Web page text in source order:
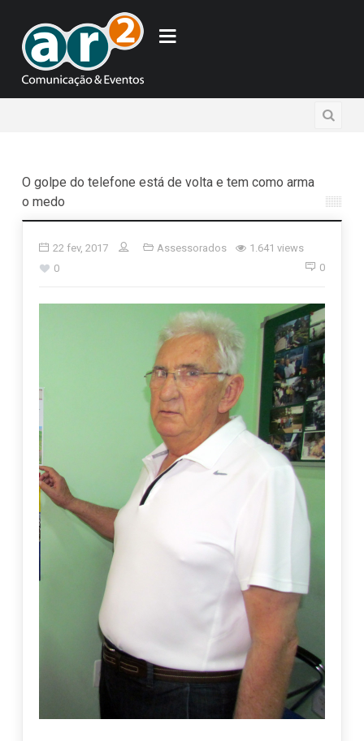
O golpe do telefone está de volta e tem como arma
o medo
22 fev, 2017 Assessorados
1.641 views
0
0